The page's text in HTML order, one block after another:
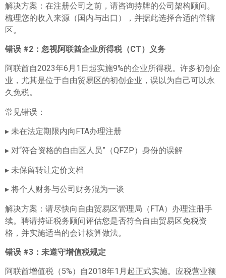
解决方案：在注册公司之前，请咨询持牌的公司架构顾问。
梳理您的收入来源（国内与出口），并据此选择合适的管辖
区。
错误 #2 ：忽视阿联酋企业所得税（CT）义务
阿联酋自2023年6月1日起实施9%的企业所得税。许多初创企
业，尤其是位于自由贸易区的初创企业，误以为自己可以永
久免税。
常见错误：
▸ 未在法定期限内向FTA办理注册
▸ 对“符合资格的自由区人员”（QFZP）身份的误解
▸ 未保留转让定价文档
▸ 将个人财务与公司财务混为一谈
解决方案：请尽快向自由贸易区管理局（FTA）办理注册手
续。聘请持证税务顾问评估您是否符合自由贸易区免税资
格，并实施适当的会计核算做法。
错误 #3 ：未遵守增值税规定
阿联酋增值税（5%）自2018年1月起正式实施。应税营业额